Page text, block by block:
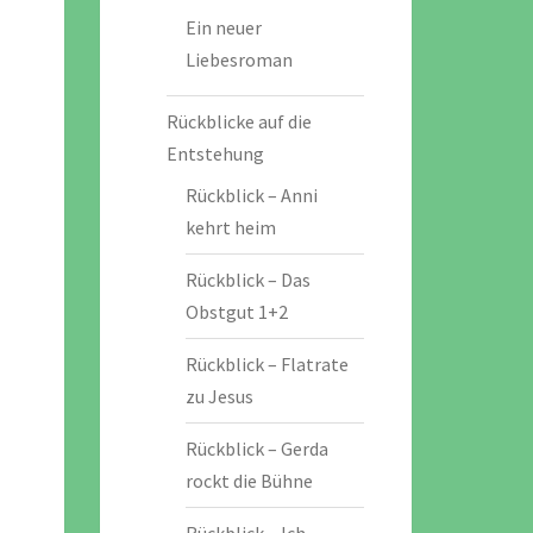
Ein neuer
Liebesroman
Rückblicke auf die
Entstehung
Rückblick – Anni
kehrt heim
Rückblick – Das
Obstgut 1+2
Rückblick – Flatrate
zu Jesus
Rückblick – Gerda
rockt die Bühne